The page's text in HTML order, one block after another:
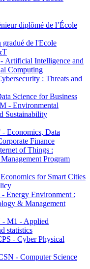
diplômé de l’École
de l'Ecole
Artificial Intelligence and
Computing
: Threats and
Science for Business
- Environmental
Sustainability
Economics, Data
Finance
of Things :
Program
for Smart Cities
Energy Environment :
& Management
M1 - Applied
statistics
- Cyber Physical
- Computer Science